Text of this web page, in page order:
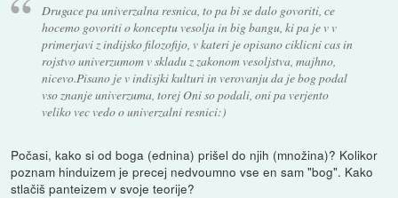
Drugace pa univerzalna resnica, to pa bi se dalo govoriti, ce
hocemo govoriti o konceptu vesolja in big bangu, ki pa je v v
primerjavi z indijsko filozofijo, v kateri je opisano ciklicni cas in
rojstvo univerzumom v skladu z zakonom vesoljstva, majhno,
nicevo.Pisano je v indisjki kulturi in verovanju da je bog podal
vso znanje univerzuma, torej Oni so podali, oni pa verjento
veliko vec vedo o univerzalni resnici:)
Počasi, kako si od boga (ednina) prišel do njih (množina)? Kolikor
poznam hinduizem je precej nedvoumno vse en sam "bog". Kako
stlačiš panteizem v svoje teorije?